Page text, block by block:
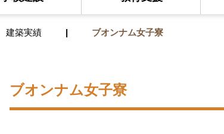
建築実績 ブオンナム女子寮
ブオンナム女子寮